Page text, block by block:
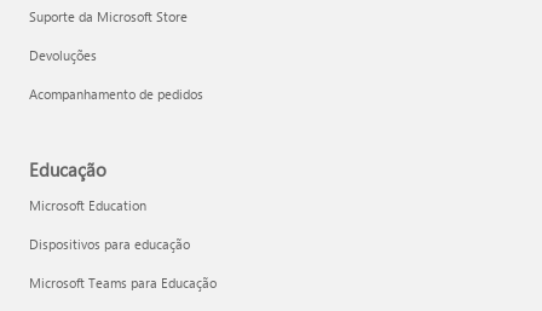
Suporte da Microsoft Store
Devoluções
Acompanhamento de pedidos
Educação
Microsoft Education
Dispositivos para educação
Microsoft Teams para Educação